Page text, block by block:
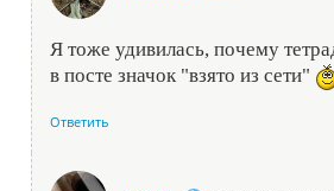
Я тоже удивилась, почему
в посте значок "взято из сети"
Ответить